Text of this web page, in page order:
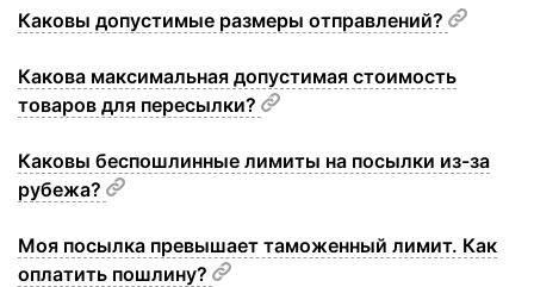
Каковы допустимые размеры отправлений?
Какова максимальная допустимая стоимость
товаров для пересылки?
Каковы беспошлинные лимиты на посылки из-за
рубежа?
Моя посылка превышает таможенный лимит. Как
оплатить пошлину?